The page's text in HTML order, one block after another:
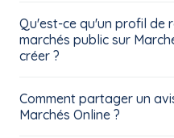
Qu'est-ce qu'un profil de
marchés public sur
créer ?
Comment partager un
Marchés Online ?